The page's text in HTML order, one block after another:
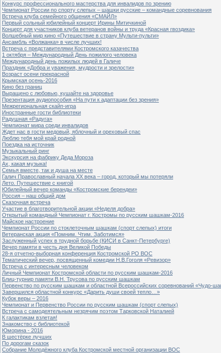
Конкурс профессионального мастерства для инвалидов по зрению
Чемпионат России по спорту слепых – шашки русские – командные соревнования
Встреча клуба семейного общения «СМАЙЛ»
Первый сольный юбилейный концерт Ирины Митичкиной
Концерт для участников клуба ветеранов войны и труда «Красная гвоздика»
Волшебный мир кино «Путешествие в страну Мульти-пульти»
Ансамбль «Волжанка» в числе лучших!
Встреча с представителями Костромского казачества
1 октября – Международный День пожилого человека
Международный день пожилых людей в Галиче
Праздник «Добра и уважения, мудрости и зрелости»
Возраст осени прекрасной
Крымская осень-2016
Кино без границ
Выращено с любовью, кушайте на здоровье
Презентация аудиопособия «На пути к адаптации без зрения»
Межрегиональная скайп-игра
Иностранные гости библиотеки
Радушная «Радуга»
Чемпионат мира среди инвалидов
Ждет нас в гости медовый, яблочный и ореховый спас
Люблю тебя мой край родной
Поездка на источник
Музыкальный ринг
Экскурсия на фабрику Деда Мороза
Ах, какая музыка!
Семья вместе, так и душа на месте
Галич Православный начала ХХ века – город, который мы потеряли
Лето. Путешествие с книгой
Юбилейный вечер команды «Костромские берендеи»
Россия – наш общий дом
Сказочная встреча
Участие в благотворительной акции «Неделя добра»
Открытый командный Чемпионат г. Костромы по русским шашкам-2016
Майское настроение
Чемпионат России по стоклеточным шашкам (спорт слепых) итоги
Ветеранская акция «Помним. Чтим. Заботимся»
Заслуженный успех в трудной борьбе (КИСИ в Санкт-Петербурге)
Вечер памяти в честь дня Великой Победы
28-я отчетно-выборная конференция Костромской РО ВОС
Тематический вечер, посвященный комедии Н.В.Гоголя «Ревизор»
Встреча с интересным человеком
Личный Чемпионат Костромской области по русским шашкам-2016
Блиц-турнир памяти В.Н. Трусова по русским шашкам
Первенство по русским шашкам и областной Всероссийских соревнований «Чудо-
Завершился областной конкурс «Дарить души своей тепло…»
Кубок веры – 2016
Чемпионат и Первенство России по русским шашкам (спорт слепых)
Встреча с самодеятельным незрячим поэтом Тарковской Наталией
К галактикам взлетая!
Знакомство с библиотекой
Юморина - 2016
В шестёрке лучших
По дорогам сказок
Собрание Молодёжного клуба Костромской местной организации ВОС